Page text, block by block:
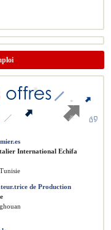
International Echifa
de Production